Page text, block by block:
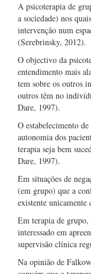
A psicoterapia de
a sociedade) nos
intervenção num
(Serebrinsky, 2012).
O objectivo da
entendimento mais
tem sobre os outros
outros têm no
Dare, 1997).
O estabelecimento
autonomia dos
terapia seja bem
Dare, 1997).
Em situações de
(em grupo) que a
existente unicamente
Em terapia de grupo,
interessado em
supervisão clínica
Na opinião de